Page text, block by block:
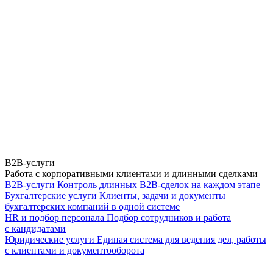
B2B-услуги
Работа с корпоративными клиентами и длинными сделками
B2B-услуги Контроль длинных B2B-сделок на каждом этапе
Бухгалтерские услуги Клиенты, задачи и документы
бухгалтерских компаний в одной системе
HR и подбор персонала Подбор сотрудников и работа
с кандидатами
Юридические услуги Единая система для ведения дел, работы
с клиентами и документооборота